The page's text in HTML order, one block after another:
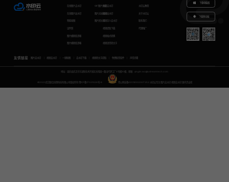
在线图片去水印
在线图片加水印
智能抠图
证件照
图片模糊变清晰
图片模糊变清晰
GIF图片生成
图片无损放大
图片转文字
视频去水印
视频加水印
视频怎么去水印
视频提取下载
视频格式转换
视频语音转文字
水印云教程
关于水印云
联系我们
代理推广
下载电脑版
下载移动端
友情链接 图片去水印 视频去水印 一键抠图 去水印下载 视频转文字提取 免费配音软件 声音克隆
地址：湖北省武汉市东湖新技术开发区关南园一路当代梦工厂4号楼10楼，邮箱：yinglin.wu@udreamtech.com
©2020武汉联合创想科技有限公司版权所有 鄂ICP备17031026号-8 鄂公网安备42018502007353 水印云专注 图片去水印 视频去水印 国内杰出者